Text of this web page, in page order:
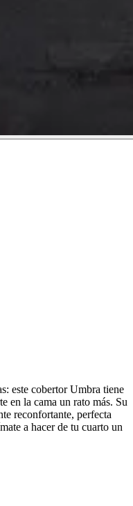
este cobertor Umbra tiene
en la cama un rato más. Su
reconfortante, perfecta
a hacer de tu cuarto un